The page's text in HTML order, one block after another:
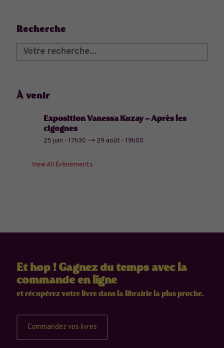
Recherche
À venir
Exposition Vanessa Kuzay – Après les
cigognes
25 juin - 17h30 --> 29 août - 19h00
View All Évènements
Et hop ! Gagnez du temps avec la
commande en ligne
et récupérez votre livre dans la librairie la plus proche.
Commandez vos livres